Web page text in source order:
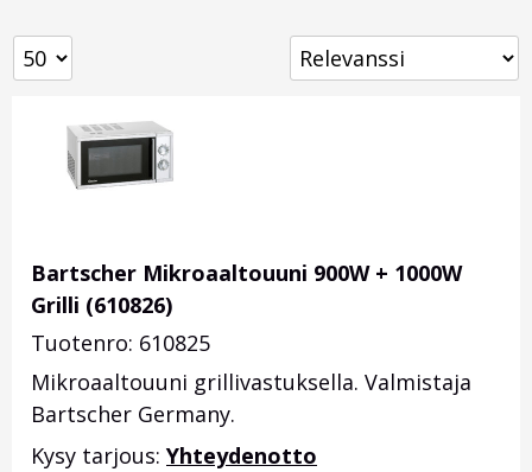
Bartscher Mikroaaltouuni 900W + 1000W
Grilli (610826)
Tuotenro: 610825
Mikroaaltouuni grillivastuksella. Valmistaja
Bartscher Germany.
Kysy tarjous: Yhteydenotto